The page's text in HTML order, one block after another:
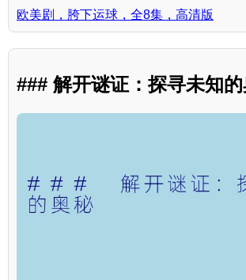
欧美剧，胯下运球，全8集，高清版
### 解开谜证：探寻未知